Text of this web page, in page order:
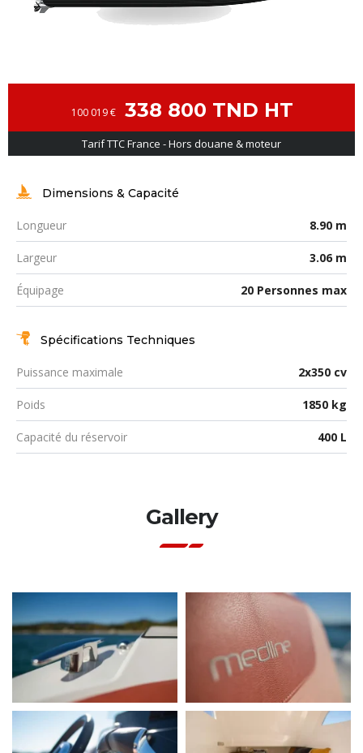
338 800 TND HT
100 019 €
Tarif TTC France - Hors douane & moteur
Dimensions & Capacité
Longueur 8.90 m
Largeur 3.06 m
Équipage 20 Personnes max
Spécifications Techniques
Puissance maximale 2x350 cv
Poids 1850 kg
Capacité du réservoir 400 L
Gallery